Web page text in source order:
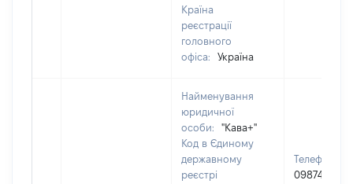
Країна
реєстрації
головного
офіса:
Україна
Найменування
юридичної
особи:
"Кава+"
Код в Єдиному
державному
реєстрі
Телефон:
0987445154